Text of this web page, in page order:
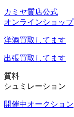
カミヤ質店公式
オンラインショップ
洋酒買取してます
出張買取 してます
質料
シュミレーション
開催中オークション